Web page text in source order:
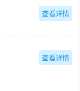
查看详情
查看详情